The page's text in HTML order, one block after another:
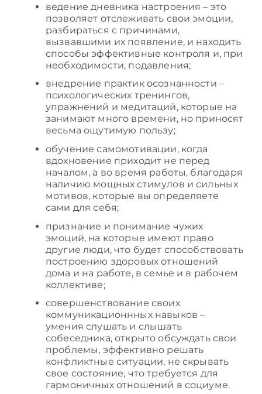
ведение дневника настроения – это
позволяет отслеживать свои эмоции,
разбираться с причинами,
вызвавшими их появление, и находить
способы эффективные контроля и, при
необходимости, подавления;
внедрение практик осознанности –
психологических тренингов,
упражнений и медитаций, которые на
занимают много времени, но приносят
весьма ощутимую пользу;
обучение самомотивации, когда
вдохновение приходит не перед
началом, а во время работы, благодаря
наличию мощных стимулов и сильных
мотивов, которые вы определяете
сами для себя;
признание и понимание чужих
эмоций, на которые имеют право
другие люди, что будет способствовать
построению здоровых отношений
дома и на работе, в семье и в рабочем
коллективе;
совершенствование своих
коммуникационнных навыков –
умения слушать и слышать
собеседника, открыто обсуждать свои
проблемы, эффективно решать
конфликтные ситуации, не скрывать
свое состояние, что требуется для
гармоничных отношений в социуме.